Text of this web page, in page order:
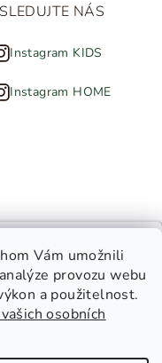
Vám umožnili
provozu webu
a použitelnost.
osobních
SLEDUJTE NÁS
Instagram KIDS
Instagram HOME
vyhrazena.Upravit